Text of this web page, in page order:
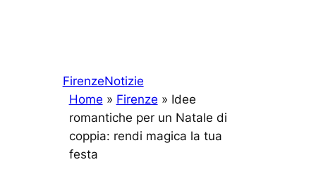
FirenzeNotizie
Home » Firenze » Idee
romantiche per un Natale di
coppia: rendi magica la tua
festa